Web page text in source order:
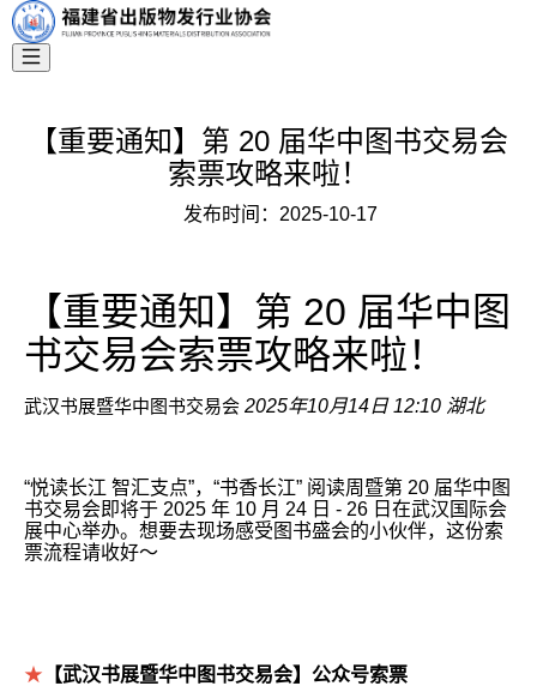
【重要通知】第 20 届华中图书交易会
索票攻略来啦！
发布时间： 2025-10-17
【重要通知】第 20 届华中图
书交易会索票攻略来啦！
武汉书展暨华中图书交易会 2025年10月14日 12:10 湖北
“悦读长江 智汇支点”，“书香长江” 阅读周暨第 20 届华中图
书交易会即将于 2025 年 10 月 24 日 - 26 日在武汉国际会
展中心举办。想要去现场感受图书盛会的小伙伴，这份索
票流程请收好～
★ 【武汉书展暨华中图书交易会】公众号索票